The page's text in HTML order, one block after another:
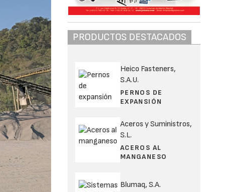
PRODUCTOS DESTACADOS
Heico Fasteners,
S.A.U.
PERNOS DE
EXPANSIÓN
Aceros y Suministros,
S.L.
ACEROS AL
MANGANESO
Blumaq, S.A.